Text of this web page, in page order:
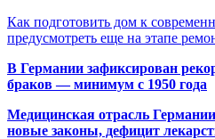
Как подготовить дом к
предусмотреть еще на этапе
В Германии зафиксирован
браков — минимум с 1950 года
Медицинская отрасль
новые законы, дефицит